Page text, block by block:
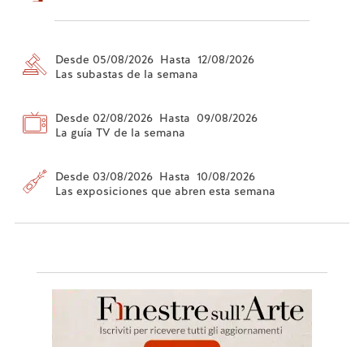
Desde 05/08/2026 Hasta 12/08/2026
Las subastas de la semana
Desde 02/08/2026 Hasta 09/08/2026
La guía TV de la semana
Desde 03/08/2026 Hasta 10/08/2026
Las exposiciones que abren esta semana